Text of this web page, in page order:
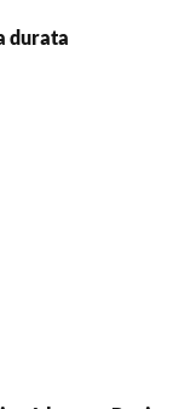
durata